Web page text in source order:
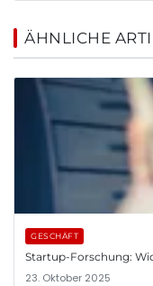
ÄHNLICHE
GESCHÄFT
Startup-Forschung:
23. Oktober 2025